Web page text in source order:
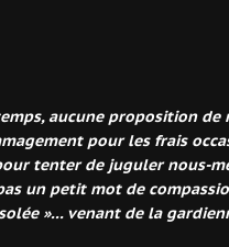
aucune proposition
pour les frais
tenter de juguler nous-
un petit mot de
»... venant de la